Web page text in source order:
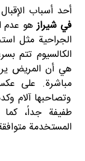
أحد أسباب
في شيرازهو عدم
الجراحية مثل
الكالسيوم تتم
هي أن المريض يرى
مباشرة. على
وتصاحبها آلام
طفيفة جداً، كما
المستخدمة